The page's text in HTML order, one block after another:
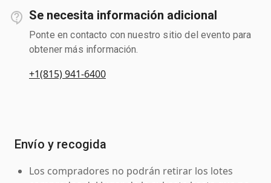
Se necesita información adicional
Ponte en contacto con nuestro sitio del evento para
obtener más información.
+1(815) 941-6400
Envío y recogida
Los compradores no podrán retirar los lotes